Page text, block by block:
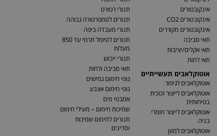
אינקובטורים
אינקובטורים CO2
אינקובטורים מקוררים
תאי סביבה
תאי אקלים/יציבות
תאי לחות
אוטוקלאבים תעשייתיים
אוטוקלאבים לגיפור
אוטוקלאבים לייצור זכוכית
בטיחותית
אוטוקלאבים לייצור חומרי
בניה
אוטוקלאבים למזון
תנורי רטורט
תנורים לטמפרטורה גבוהה
תנורי מעבדה ביפה
תנורים לטיפול תרמי עד 850
מעלות
תנורי ייבוש
תאי סביבה ולחות
גופי חימום גמישים
גופי חימום אצבע
אמבטי מים
שמיכות חימום – מעילי חימום
תנורים לחימום שמיכות
וסדינים